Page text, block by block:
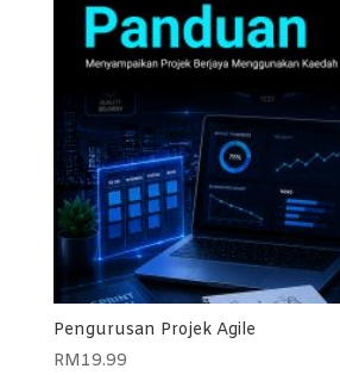
Pengurusan Projek Agile
RM19.99